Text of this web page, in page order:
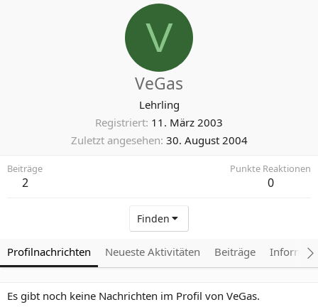
V
VeGas
Lehrling
Registriert 11. März 2003
Zuletzt angesehen 30. August 2004
Beiträge
2
Punkte Reaktionen
0
Finden
Profilnachrichten Neueste Aktivitäten Beiträge
Es gibt noch keine Nachrichten im Profil von VeGas.